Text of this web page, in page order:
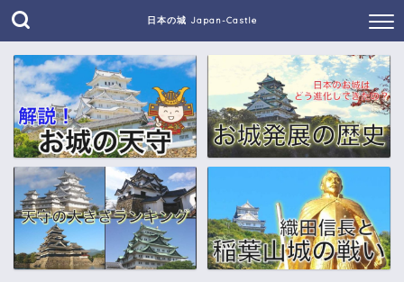
日本の城 Japan-Castle